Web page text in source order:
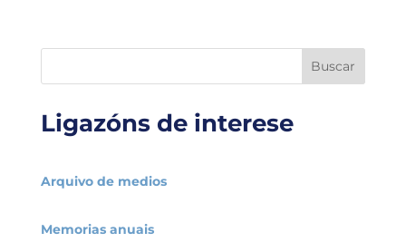
Buscar
Ligazóns de interese
Arquivo de medios
Memorias anuais